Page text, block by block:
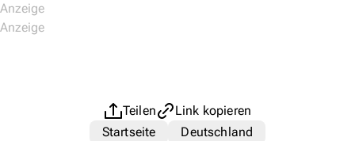
Teilen
Link kopieren
Startseite
Deutschland